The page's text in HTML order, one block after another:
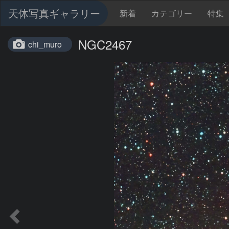
天体写真ギャラリー 新着 カテゴリー 特集
chi_muro NGC2467